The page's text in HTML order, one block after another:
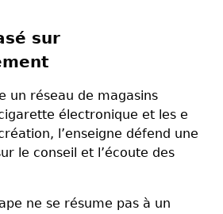
sur
un réseau de magasins
électronique et les e
l’enseigne défend une
le conseil et l’écoute des
ne se résume pas à un